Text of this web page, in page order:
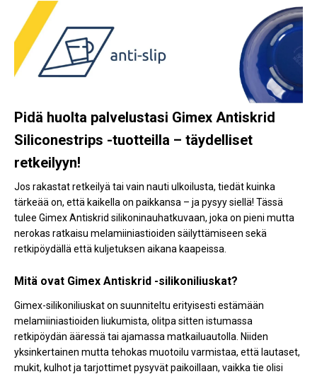
Kaasu
Vesi
Sähkötarvikkeet
Sääasemat
Varaosat
Tarjoukset
Pidä huolta palvelustasi Gimex Antiskrid
Siliconestrips -tuotteilla – täydelliset
retkeilyyn!
Jos rakastat retkeilyä tai vain nauti ulkoilusta, tiedät kuinka
tärkeää on, että kaikella on paikkansa – ja pysyy siellä! Tässä
tulee Gimex Antiskrid silikoninauhatkuvaan, joka on pieni mutta
nerokas ratkaisu melamiiniastioiden säilyttämiseen sekä
retkipöydällä että kuljetuksen aikana kaapeissa.
Mitä ovat Gimex Antiskrid -silikoniliuskat?
Gimex-silikoniliuskat on suunniteltu erityisesti estämään
melamiiniastioiden liukumista, olitpa sitten istumassa
retkipöydän ääressä tai ajamassa matkailuautolla. Niiden
yksinkertainen mutta tehokas muotoilu varmistaa, että lautaset,
mukit, kulhot ja tarjottimet pysyvät paikoillaan, vaikka tie olisi